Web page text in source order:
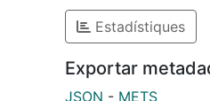
Estadístiques
Exportar
JSON - METS